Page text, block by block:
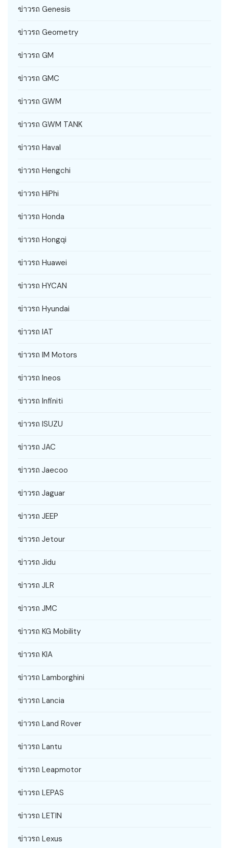
ข่าวรถ Genesis
ข่าวรถ Geometry
ข่าวรถ GM
ข่าวรถ GMC
ข่าวรถ GWM
ข่าวรถ GWM TANK
ข่าวรถ Haval
ข่าวรถ Hengchi
ข่าวรถ HiPhi
ข่าวรถ Honda
ข่าวรถ Hongqi
ข่าวรถ Huawei
ข่าวรถ HYCAN
ข่าวรถ Hyundai
ข่าวรถ IAT
ข่าวรถ IM Motors
ข่าวรถ Ineos
ข่าวรถ Infiniti
ข่าวรถ ISUZU
ข่าวรถ JAC
ข่าวรถ Jaecoo
ข่าวรถ Jaguar
ข่าวรถ JEEP
ข่าวรถ Jetour
ข่าวรถ Jidu
ข่าวรถ JLR
ข่าวรถ JMC
ข่าวรถ KG Mobility
ข่าวรถ KIA
ข่าวรถ Lamborghini
ข่าวรถ Lancia
ข่าวรถ Land Rover
ข่าวรถ Lantu
ข่าวรถ Leapmotor
ข่าวรถ LEPAS
ข่าวรถ LETIN
ข่าวรถ Lexus